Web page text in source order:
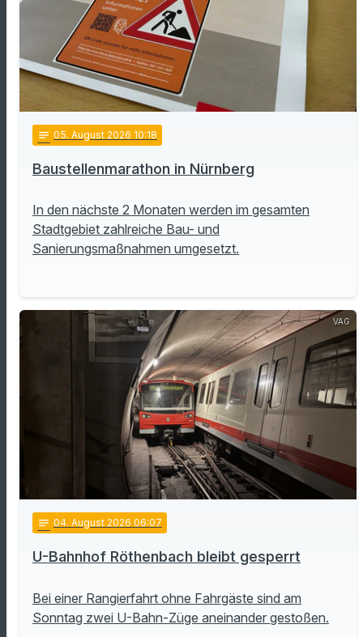
notes 05. August 2026 10:18
Baustellenmarathon in Nürnberg
In den nächste 2 Monaten werden im gesamten
Stadtgebiet zahlreiche Bau- und
Sanierungsmaßnahmen umgesetzt.
VAG
notes 04. August 2026 06:07
U-Bahnhof Röthenbach bleibt gesperrt
Bei einer Rangierfahrt ohne Fahrgäste sind am
Sonntag zwei U-Bahn-Züge aneinander gestoßen.